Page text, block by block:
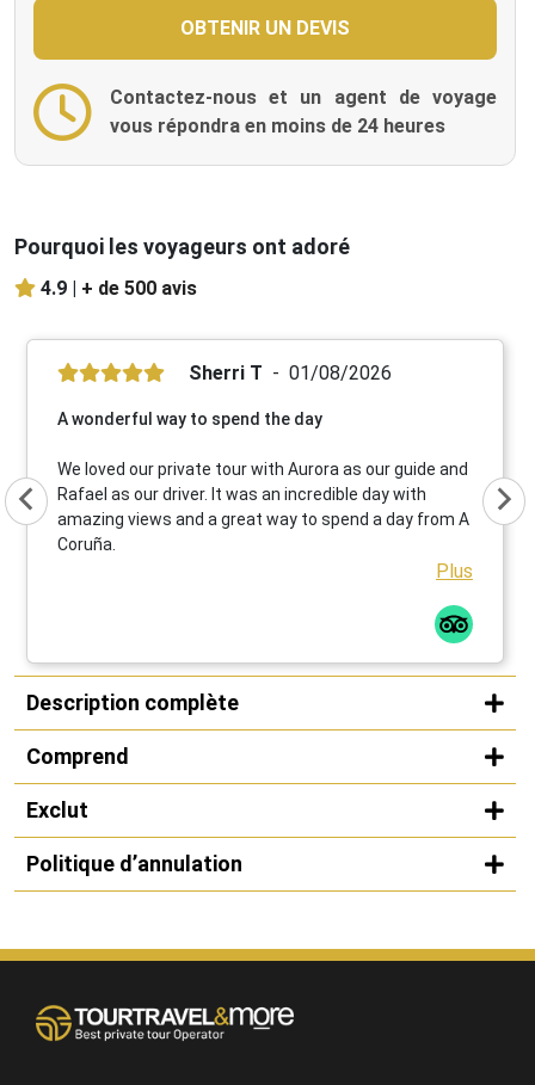
Contactez-nous et un agent de voyage
vous répondra en moins de 24 heures
Pourquoi les voyageurs ont adoré
4.9 | + de 500 avis
Sherri T 01/08/2026
A wonderful way to spend the day
We loved our private tour with Aurora as our guide and
Rafael as our driver. It was an incredible day with
amazing views and a great way to spend a day from A
Coruña.
Plus
Description complète
Comprend
Exclut
Politique d’annulation